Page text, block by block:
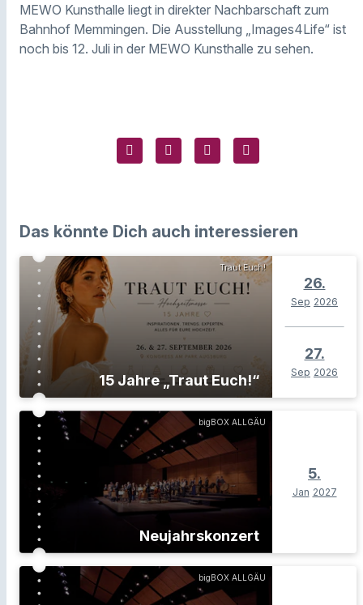
MEWO Kunsthalle liegt in direkter Nachbarschaft zum
Bahnhof Memmingen. Die Ausstellung „Images4Life“ ist
noch bis 12. Juli in der MEWO Kunsthalle zu sehen.
Das könnte Dich auch interessieren
Traut Euch!
15 Jahre „Traut Euch!“
26.
Sep 2026
27.
Sep 2026
bigBOX ALLGÄU
Neujahrskonzert
5.
Jan 2027
bigBOX ALLGÄU